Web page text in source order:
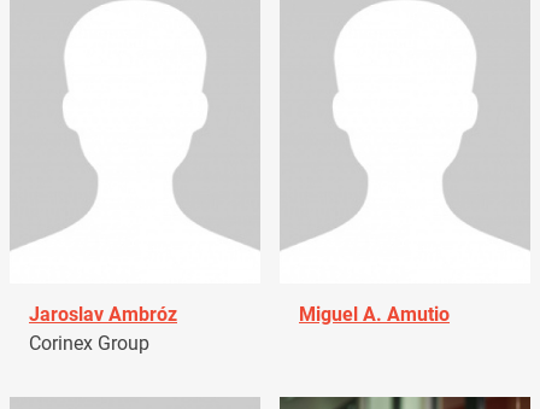
Jaroslav Ambróz
Corinex Group
Miguel A. Amutio